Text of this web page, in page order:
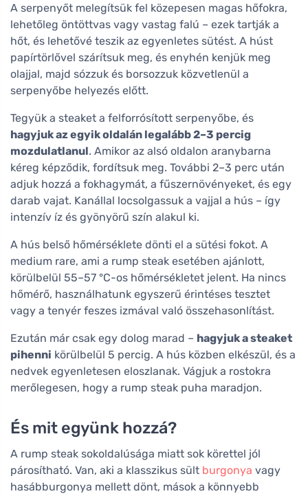
A serpenyőt melegítsük fel közepesen magas hőfokra,
lehetőleg öntöttvas vagy vastag falú – ezek tartják a
hőt, és lehetővé teszik az egyenletes sütést. A húst
papírtörlővel szárítsuk meg, és enyhén kenjük meg
olajjal, majd sózzuk és borsozzuk közvetlenül a
serpenyőbe helyezés előtt.
Tegyük a steaket a felforrósított serpenyőbe, és
hagyjuk az egyik oldalán legalább 2–3 percig
mozdulatlanul. Amikor az alsó oldalon aranybarna
kéreg képződik, fordítsuk meg. További 2–3 perc után
adjuk hozzá a fokhagymát, a fűszernövényeket, és egy
darab vajat. Kanállal locsolgassuk a vajjal a hús – így
intenzív íz és gyönyörű szín alakul ki.
A hús belső hőmérséklete dönti el a sütési fokot. A
medium rare, ami a rump steak esetében ajánlott,
körülbelül 55–57 °C-os hőmérsékletet jelent. Ha nincs
hőmérő, használhatunk egyszerű érintéses tesztet
vagy a tenyér feszes izmával való összehasonlítást.
Ezután már csak egy dolog marad – hagyjuk a steaket
pihenni körülbelül 5 percig. A hús közben elkészül, és a
nedvek egyenletesen eloszlanak. Vágjuk a rostokra
merőlegesen, hogy a rump steak puha maradjon.
És mit együnk hozzá?
A rump steak sokoldalúsága miatt sok körettel jól
párosítható. Van, aki a klasszikus sült burgonya vagy
hasábburgonya mellett dönt, mások a könnyebb